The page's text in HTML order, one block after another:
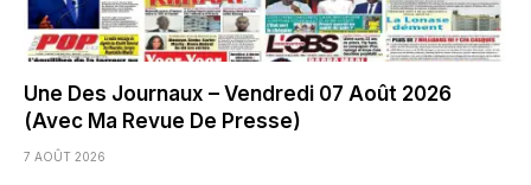
Une Des Journaux – Vendredi 07 Août 2026
(Avec Ma Revue De Presse)
7 AOÛT 2026